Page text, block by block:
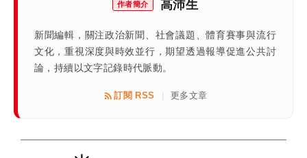
作者簡介 高沛生
新聞編輯，關注政治新聞、社會議題、體育賽事與流行
文化，重視深度與時效並行，期望透過報導促進公共討
論，持續以文字記錄時代脈動。
訂閱 RSS 更多文章